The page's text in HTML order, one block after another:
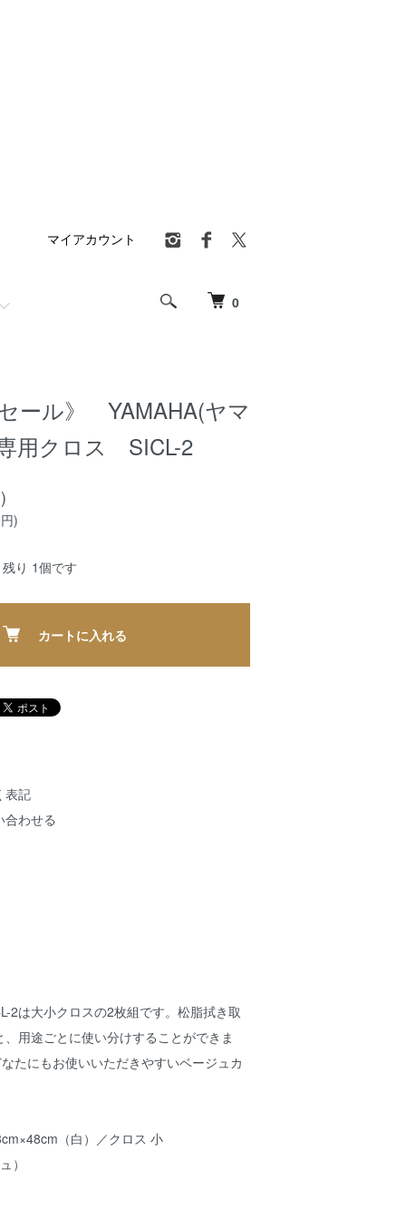
0
マイアカウント
セール》 YAMAHA(ヤマ
用クロス SICL-2
)
り 1個です
カートに入れる
表記
合わせる
2は大小クロスの2枚組です。松脂拭き取
、用途ごとに使い分けすることができま
たにもお使いいただきやすいベージュカ
（白）／クロス 小
）